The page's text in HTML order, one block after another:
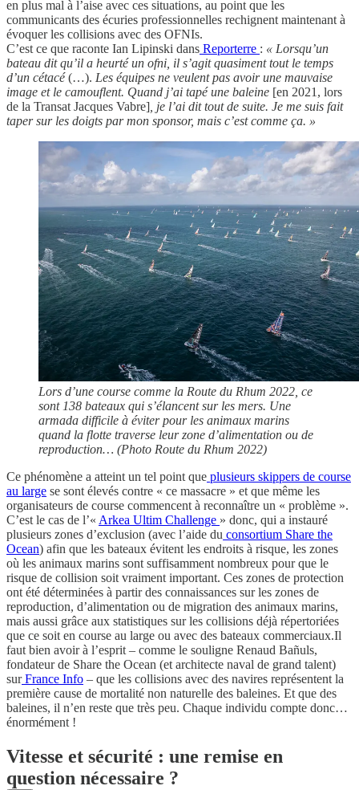
en plus mal à l’aise avec ces situations, au point que les
communicants des écuries professionnelles rechignent maintenant à
évoquer les collisions avec des OFNIs.
C’est ce que raconte Ian Lipinski dans Reporterre : « Lorsqu’un
bateau dit qu’il a heurté un ofni, il s’agit quasiment tout le temps
d’un cétacé(…). Les équipes ne veulent pas avoir une mauvaise
image et le camouflent. Quand j’ai tapé une baleine [en 2021, lors
de la Transat Jacques Vabre] , je l’ai dit tout de suite. Je me suis fait
taper sur les doigts par mon sponsor, mais c’est comme ça. »
Lors d’une course comme la Route du Rhum 2022, ce
sont 138 bateaux qui s’élancent sur les mers. Une
armada difficile à éviter pour les animaux marins
quand la flotte traverse leur zone d’alimentation ou de
reproduction… (Photo Route du Rhum 2022)
Ce phénomène a atteint un tel point que plusieurs skippers de course
au large se sont élevés contre « ce massacre » et que même les
organisateurs de course commencent à reconnaître un « problème ».
C’est le cas de l’« Arkea Ultim Challenge » donc, qui a instauré
plusieurs zones d’exclusion (avec l’aide du consortium Share the
Ocean) afin que les bateaux évitent les endroits à risque, les zones
où les animaux marins sont suffisamment nombreux pour que le
risque de collision soit vraiment important. Ces zones de protection
ont été déterminées à partir des connaissances sur les zones de
reproduction, d’alimentation ou de migration des animaux marins,
mais aussi grâce aux statistiques sur les collisions déjà répertoriées
que ce soit en course au large ou avec des bateaux commerciaux.Il
faut bien avoir à l’esprit – comme le souligne Renaud Bañuls,
fondateur de Share the Ocean (et architecte naval de grand talent)
surFrance Info – que les collisions avec des navires représentent la
première cause de mortalité non naturelle des baleines. Et que des
baleines, il n’en reste que très peu. Chaque individu compte donc…
énormément !
Vitesse et sécurité : une remise en
question nécessaire ?